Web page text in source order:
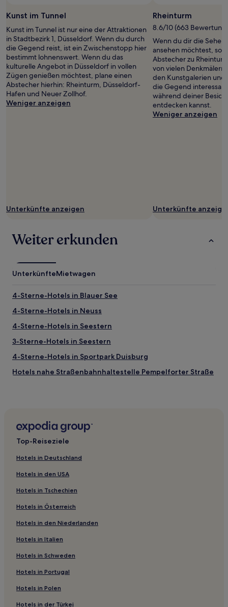
gelten.
Kunst im Tunnel
Kunst im Tunnel ist nur eine der Attraktionen
in Stadtbezirk 1, Düsseldorf. Wenn du durch
die Gegend reist, ist ein Zwischenstopp hier
bestimmt lohnenswert. Wenn du das
kulturelle Angebot in Düsseldorf in vollen
Zügen genießen möchtest, plane einen
Abstecher hierhin: Rheinturm, Düsseldorf-
Hafen und Neuer Zollhof.
Weniger anzeigen
Unterkünfte anzeigen
Rheinturm
8.6/10 (663
Wenn du dir die
ansehen möchtest,
Abstecher zu
von vielen
den Kunstgalerien
die Gegend
während deiner
entdecken kannst.
Weniger anzeigen
Unterkünfte
Weiter erkunden
UnterkünfteMietwagen
4-Sterne-Hotels in Blauer See
4-Sterne-Hotels in Neuss
4-Sterne-Hotels in Seestern
3-Sterne-Hotels in Seestern
4-Sterne-Hotels in Sportpark Duisburg
Hotels nahe Straßenbahnhaltestelle Pempelforter Straße
Hotels nahe Wilhelm-Marx-Haus
Aachen Hotels
Hotels nahe Straßenbahnhaltestelle Birkenstraße
Hotels nahe Tonhalle Düsseldorf
Hotels nahe Straßenbahnhaltestelle Klosterstraße
Hotels nahe Station Düsseldorf-Bilk
Top-Reiseziele
Hotels in Deutschland
Hotels in den USA
Hotels in Tschechien
Hotels in Österreich
Hotels in den Niederlanden
Hotels in Italien
Hotels in Schweden
Hotels in Portugal
Hotels in Polen
Hotels in der Türkei